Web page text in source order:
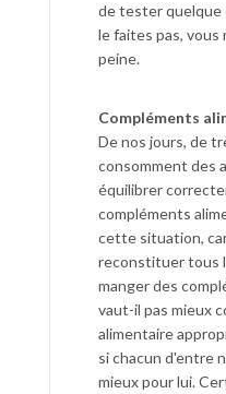
de tester quelque
le faites pas, vous
peine.
Compléments
De nos jours, de
consomment des
équilibrer
compléments
cette situation,
reconstituer tous
manger des
vaut-il pas mieux
alimentaire
si chacun d'entre
mieux pour lui.